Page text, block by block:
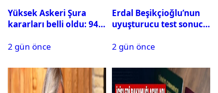
Yüksek Askeri Şura
kararları belli oldu: 94
2 gün önce
Erdal Beşikçioğlu’nun
uyuşturucu test sonucu
2 gün önce